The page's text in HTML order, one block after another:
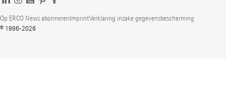
Op ERCO News abonnerenImprintVerklaring inzake gegevensbescherming
© 1996-2026